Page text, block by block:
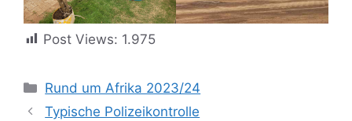
Post Views: 1.975
Kategorien
Rund um Afrika 2023/24
Typische Polizeikontrolle